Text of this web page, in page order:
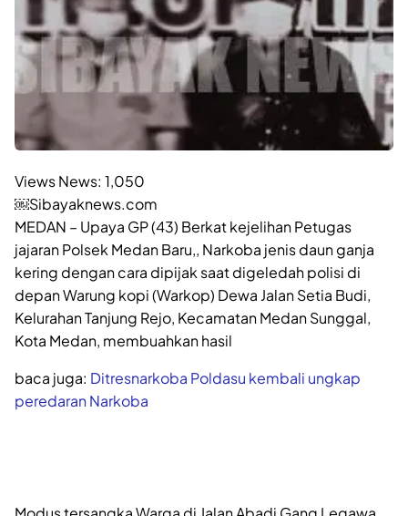
Views News: 1,050
￼Sibayaknews.com
MEDAN – Upaya GP (43) Berkat kejelihan Petugas
jajaran Polsek Medan Baru,, Narkoba jenis daun ganja
kering dengan cara dipijak saat digeledah polisi di
depan Warung kopi (Warkop) Dewa Jalan Setia Budi,
Kelurahan Tanjung Rejo, Kecamatan Medan Sunggal,
Kota Medan, membuahkan hasil
baca juga: Ditresnarkoba Poldasu kembali ungkap
peredaran Narkoba